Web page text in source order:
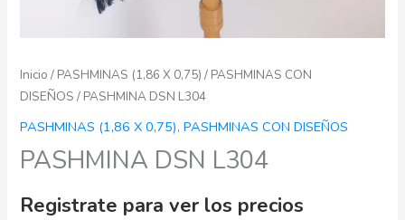
Inicio / PASHMINAS (1,86 X 0,75) / PASHMINAS CON
DISEÑOS / PASHMINA DSN L304
PASHMINAS (1,86 X 0,75),PASHMINAS CON DISEÑOS
PASHMINA DSN L304
Registrate para ver los precios